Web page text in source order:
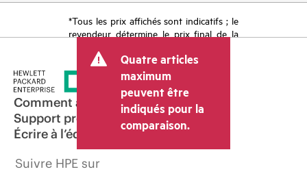
*Tous les prix affichés sont indicatifs ; le
revendeur détermine le prix final de la
tels que la TVA ou les taxes sur la vente
et les frais d’expédition. Le prix de la
transaction déterminé par le revendeur
peut varier par rapport à d’autres
revendeurs et au prix indicatif affiché.
Les prix indicatifs peuvent inclure des
offres promotionnelles limitées dans le
temps. HPE se réserve le droit d’ajuster
les prix à tout moment pour diverses
Quatre articles
maximum
peuvent être
indiqués pour la
comparaison.
Comment acheter
Support produit
Écrire à l’équipe commerciale
Suivre HPE sur